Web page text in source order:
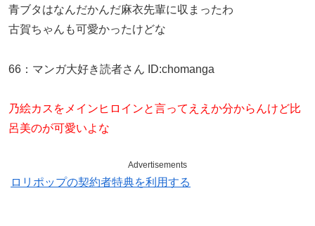
青ブタはなんだかんだ麻衣先輩に収まったわ
古賀ちゃんも可愛かったけどな
66 ： マンガ大好き読者さん ID:chomanga
乃絵カスをメインヒロインと言ってええか分からんけど比
呂美のが可愛いよな
Advertisements
ロリポップの契約者特典を利用する